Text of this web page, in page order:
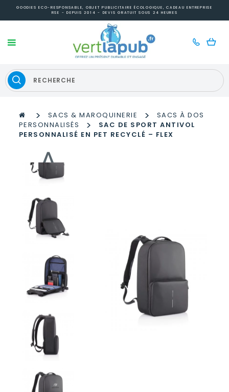
GOODIES ECO-RESPONSABLE, OBJET PUBLICITAIRE ÉCOLOGIQUE, CADEAU ENTREPRISE
RSE - DEPUIS 2014 - DEVIS GRATUIT SOUS 24 HEURES
> SACS & MAROQUINERIE >
SACS À DOS
PERSONNALISÉS
>
SAC DE SPORT ANTIVOL
PERSONNALISÉ EN PET RECYCLÉ – FLEX